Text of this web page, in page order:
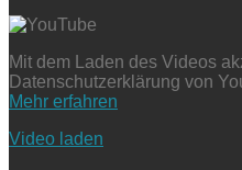
Mit dem Laden des Videos
Datenschutzerklärung von
Mehr erfahren
Video laden